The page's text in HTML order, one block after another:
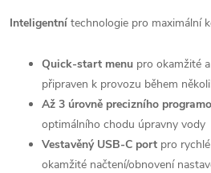
Inteligentní technologie pro maximální
Quick-start menu pro okamžité
připraven k provozu během
Až 3 úrovně precizního
optimálního chodu úpravny vody
Vestavěný USB-C port pro
okamžité načtení/obnovení